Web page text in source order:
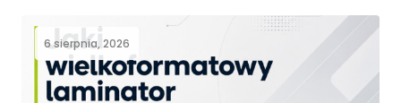
6 sierpnia, 2026